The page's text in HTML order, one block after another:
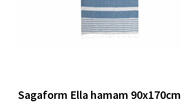
Sagaform Ella hamam 90x170cm